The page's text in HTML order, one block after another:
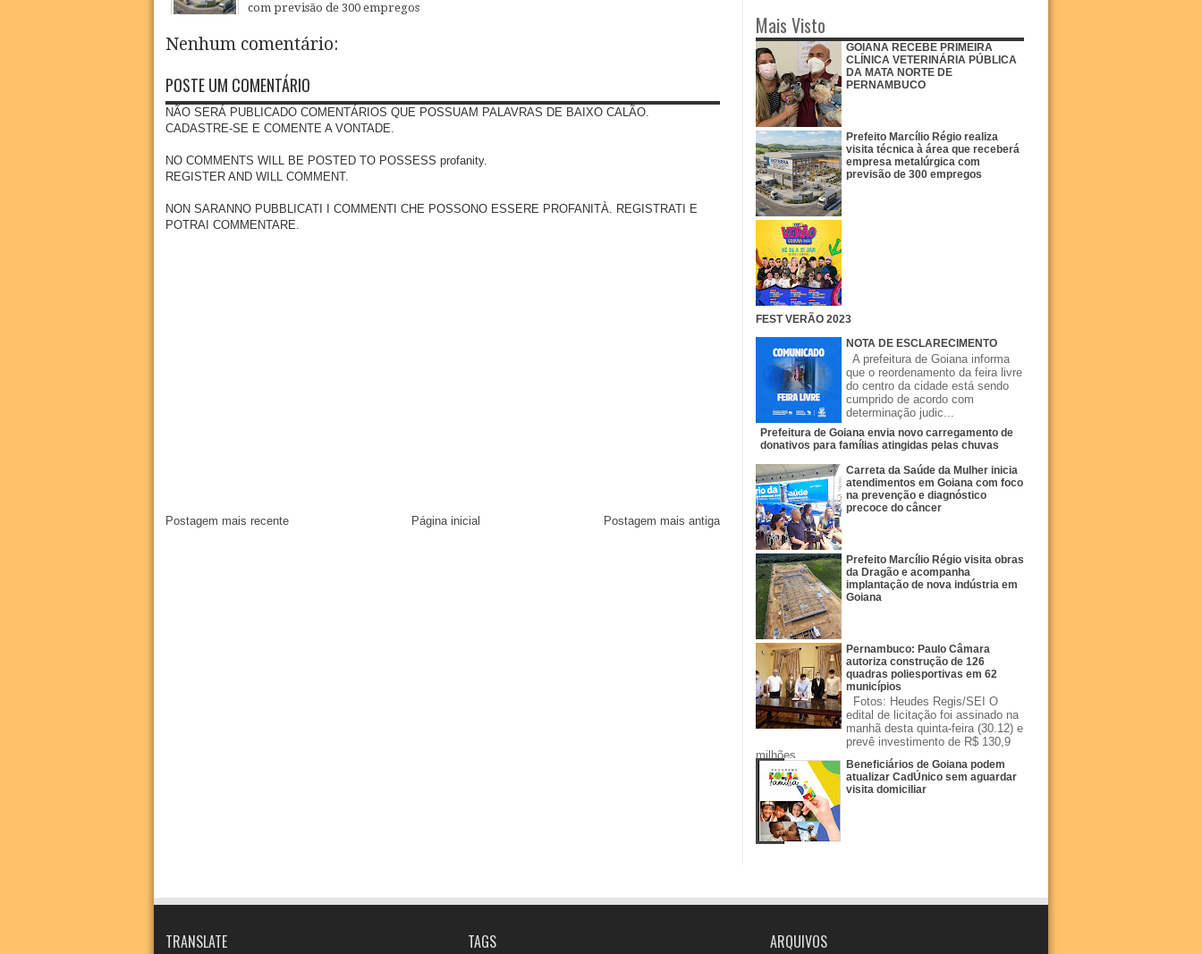
com previsão de 300 empregos
Nenhum comentário:
POSTE UM COMENTÁRIO
NÃO SERÁ PUBLICADO COMENTÁRIOS QUE POSSUAM PALAVRAS DE BAIXO CALÃO.
CADASTRE-SE E COMENTE A VONTADE.
NO COMMENTS WILL BE POSTED TO POSSESS profanity.
REGISTER AND WILL COMMENT.
NON SARANNO PUBBLICATI I COMMENTI CHE POSSONO ESSERE PROFANITÀ. REGISTRATI E
POTRAI COMMENTARE.
Postagem mais recente Postagem mais antiga
Página inicial
Mais Visto
GOIANA RECEBE PRIMEIRA
CLÍNICA VETERINÁRIA PÚBLICA
DA MATA NORTE DE
PERNAMBUCO
Prefeito Marcílio Régio realiza
visita técnica à área que receberá
empresa metalúrgica com
previsão de 300 empregos
FEST VERÃO 2023
NOTA DE ESCLARECIMENTO
A prefeitura de Goiana informa
que o reordenamento da feira livre
do centro da cidade está sendo
cumprido de acordo com
determinação judic...
Prefeitura de Goiana envia novo carregamento de
donativos para famílias atingidas pelas chuvas
Carreta da Saúde da Mulher inicia
atendimentos em Goiana com foco
na prevenção e diagnóstico
precoce do câncer
Prefeito Marcílio Régio visita obras
da Dragão e acompanha
implantação de nova indústria em
Goiana
Pernambuco: Paulo Câmara
autoriza construção de 126
quadras poliesportivas em 62
municípios
Fotos: Heudes Regis/SEI O
edital de licitação foi assinado na
manhã desta quinta-feira (30.12) e
prevê investimento de R$ 130,9
milhões.
Beneficiários de Goiana podem
atualizar CadÚnico sem aguardar
visita domiciliar
TRANSLATE TAGS ARQUIVOS